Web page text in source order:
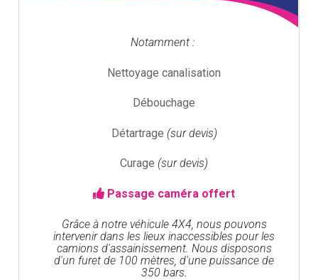
Notamment :
Nettoyage canalisation
Débouchage
Détartrage (sur devis)
Curage (sur devis)
Passage caméra offert
Grâce à notre véhicule 4X4, nous pouvons
intervenir dans les lieux inaccessibles pour les
camions d'assainissement. Nous disposons
d'un furet de 100 mètres, d'une puissance de
350 bars.